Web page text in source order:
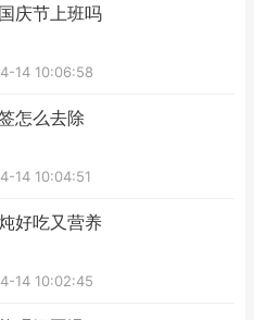
庆节上班吗
14 10:06:58
怎么去除
14 10:04:51
好吃又营养
14 10:02:45